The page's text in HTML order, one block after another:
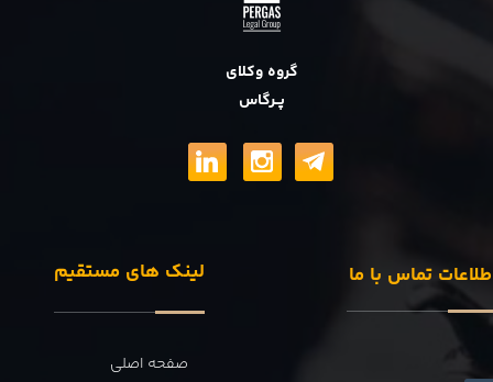
گروه وکلای
پــرگاس
لینک های مستقیم
صفحه اصلی
تماس با ما